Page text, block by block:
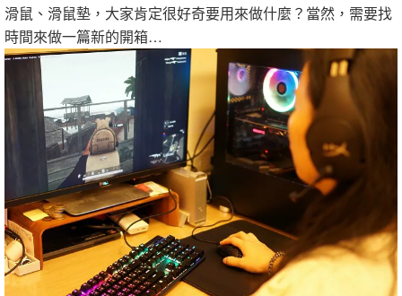
滑鼠、滑鼠墊，大家肯定很好奇要用來做什麼？當然，需要找
時間來做一篇新的開箱…